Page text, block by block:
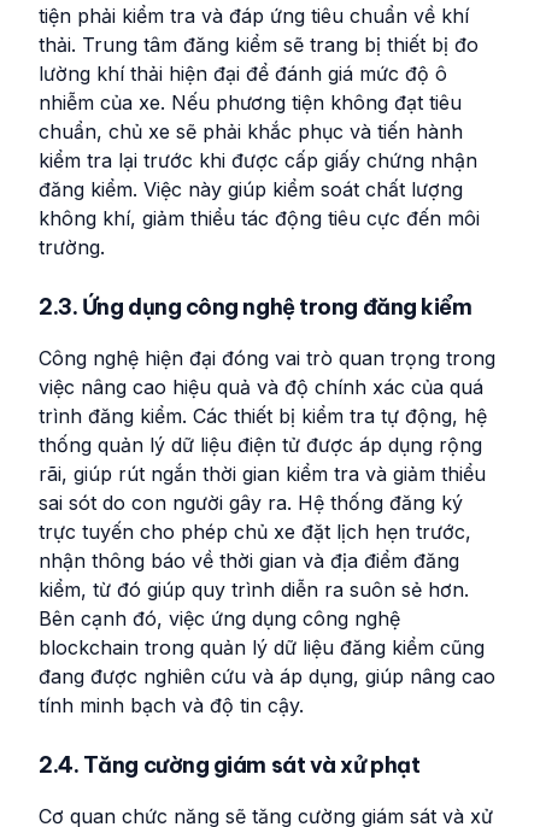
tiện phải kiểm tra và đáp ứng tiêu chuẩn về khí
thải. Trung tâm đăng kiểm sẽ trang bị thiết bị đo
lường khí thải hiện đại để đánh giá mức độ ô
nhiễm của xe. Nếu phương tiện không đạt tiêu
chuẩn, chủ xe sẽ phải khắc phục và tiến hành
kiểm tra lại trước khi được cấp giấy chứng nhận
đăng kiểm. Việc này giúp kiểm soát chất lượng
không khí, giảm thiểu tác động tiêu cực đến môi
trường.
2.3. Ứng dụng công nghệ trong đăng kiểm
Công nghệ hiện đại đóng vai trò quan trọng trong
việc nâng cao hiệu quả và độ chính xác của quá
trình đăng kiểm. Các thiết bị kiểm tra tự động, hệ
thống quản lý dữ liệu điện tử được áp dụng rộng
rãi, giúp rút ngắn thời gian kiểm tra và giảm thiểu
sai sót do con người gây ra. Hệ thống đăng ký
trực tuyến cho phép chủ xe đặt lịch hẹn trước,
nhận thông báo về thời gian và địa điểm đăng
kiểm, từ đó giúp quy trình diễn ra suôn sẻ hơn.
Bên cạnh đó, việc ứng dụng công nghệ
blockchain trong quản lý dữ liệu đăng kiểm cũng
đang được nghiên cứu và áp dụng, giúp nâng cao
tính minh bạch và độ tin cậy.
2.4. Tăng cường giám sát và xử phạt
Cơ quan chức năng sẽ tăng cường giám sát và xử